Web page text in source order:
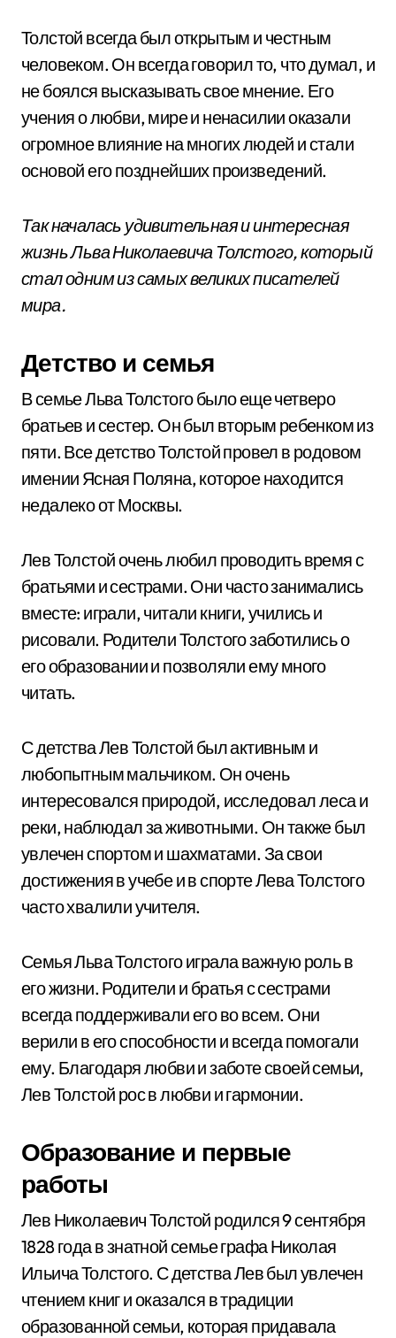
Толстой всегда был открытым и честным
человеком. Он всегда говорил то, что думал, и
не боялся высказывать свое мнение. Его
учения о любви, мире и ненасилии оказали
огромное влияние на многих людей и стали
основой его позднейших произведений.
Так началась удивительная и интересная
жизнь Льва Николаевича Толстого, который
стал одним из самых великих писателей
мира.
Детство и семья
В семье Льва Толстого было еще четверо
братьев и сестер. Он был вторым ребенком из
пяти. Все детство Толстой провел в родовом
имении Ясная Поляна, которое находится
недалеко от Москвы.
Лев Толстой очень любил проводить время с
братьями и сестрами. Они часто занимались
вместе: играли, читали книги, учились и
рисовали. Родители Толстого заботились о
его образовании и позволяли ему много
читать.
С детства Лев Толстой был активным и
любопытным мальчиком. Он очень
интересовался природой, исследовал леса и
реки, наблюдал за животными. Он также был
увлечен спортом и шахматами. За свои
достижения в учебе и в спорте Лева Толстого
часто хвалили учителя.
Семья Льва Толстого играла важную роль в
его жизни. Родители и братья с сестрами
всегда поддерживали его во всем. Они
верили в его способности и всегда помогали
ему. Благодаря любви и заботе своей семьи,
Лев Толстой рос в любви и гармонии.
Образование и первые
работы
Лев Николаевич Толстой родился 9 сентября
1828 года в знатной семье графа Николая
Ильича Толстого. С детства Лев был увлечен
чтением книг и оказался в традиции
образованной семьи, которая придавала